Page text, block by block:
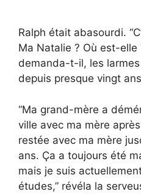
Ralph était abasourdi.
Ma Natalie ? Où est-
demanda-t-il, les larmes
depuis presque vingt
“Ma grand-mère a
ville avec ma mère
restée avec ma mère
ans. Ça a toujours été
mais je suis
études,” révéla la